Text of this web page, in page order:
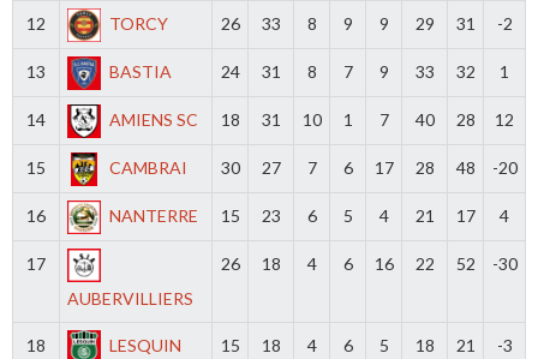
12 TORCY 26 33 8 9 9 29 31 -2
13 BASTIA 24 31 8 7 9 33 32 1
14 AMIENS SC 18 31 10 1 7 40 28 12
15 CAMBRAI 30 27 7 6 17 28 48 -20
16 NANTERRE 15 23 6 5 4 21 17 4
17
AUBERVILLIERS
26 18 4 6 16 22 52 -30
18 LESQUIN 15 18 4 6 5 18 21 -3